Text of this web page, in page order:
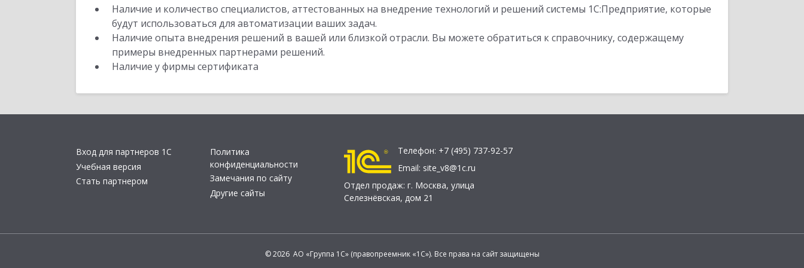
Наличие и количество специалистов, аттестованных на внедрение технологий и решений системы 1С:Предприятие, которые
будут использоваться для автоматизации ваших задач.
Наличие опыта внедрения решений в вашей или близкой отрасли. Вы можете обратиться к справочнику, содержащему
примеры внедренных партнерами решений.
Наличие у фирмы сертификата
Вход для партнеров 1С
Учебная версия
Стать партнером
Политика
конфиденциальности
Замечания по сайту
Другие сайты
Телефон: +7 (495) 737-92-57
Email: site_v8@1c.ru
Отдел продаж: г. Москва, улица
Селезнёвская, дом 21
© 2026 АО «Группа 1С» (правопреемник «1С»). Все права на сайт защищены